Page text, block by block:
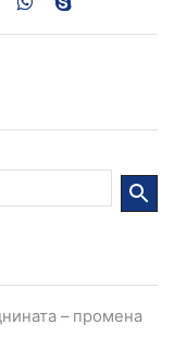
– промена